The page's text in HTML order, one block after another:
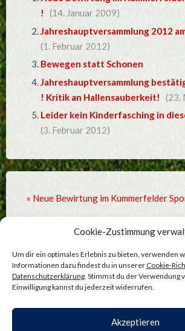
Cookie-Zustimmung
Um dir ein optimales Erlebnis zu bieten, verwenden
Informationen dazu findest du in unserer Cookie-
Datenschutzerklärung. Stimmst du der Verwendung
Einwilligung kannst du jederzeit widerrufen.
Akzeptieren
!
(14. Januar 2009)
Jahreshauptversammlung 2012
(1. Februar 2012)
Bewegen statt Schonen
Jahreshauptversammlung
! Kritik an Hallensauberkeit!
(23.
Leider kein Kinderfasching in
(3. Februar 2012)
« Neue Bewirtung im Kummerfelder